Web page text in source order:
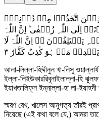
اتَّخَذُوۡا مِنۡ دُوۡنِہٖۤ
اِلَی اللّٰہِ زُلۡفٰی ؕ اِنَّ اللّٰہَ
یَخۡتَلِفُوۡنَ ۬ؕ اِنَّ اللّٰہَ لَا
یَہۡدِیۡ مَنۡ ہُوَ کٰذِبٌ کَفَّارٌ ٣
আলা-লিল্লা-হিদ্দীনুল খা-লিসু
ইল্লা-লিইউকাররিবূনাইলাল্লা-হি
ইয়াখতালিফূন ইন্নাল্লা-হা লা-
স্মরণ রেখ, খালেস আনুগত্য তাঁরই
নিয়েছে (এই কথা বলে যে,) আমরা